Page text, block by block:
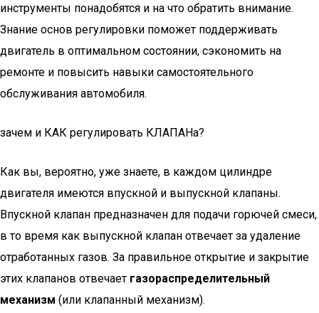
инструменты понадобятся и на что обратить внимание.
Знание основ регулировки поможет поддерживать
двигатель в оптимальном состоянии, сэкономить на
ремонте и повысить навыки самостоятельного
обслуживания автомобиля.
зачем и КАК регулировать КЛАПАНа?
Как вы, вероятно, уже знаете, в каждом цилиндре
двигателя имеются впускной и выпускной клапаны.
Впускной клапан предназначен для подачи горючей смеси,
в то время как выпускной клапан отвечает за удаление
отработанных газов. За правильное открытие и закрытие
этих клапанов отвечает газораспределительный
механизм (или клапанный механизм).